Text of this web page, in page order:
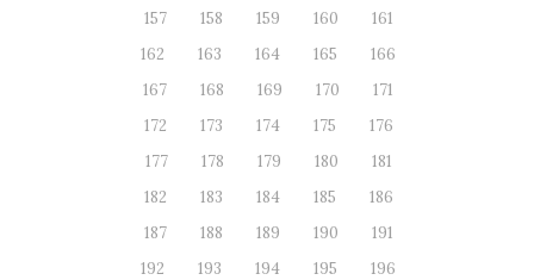
157
158 159 160
161
162
163 164 165
166
167
168 169 170
171
172
173 174 175
176
177
178 179 180
181
182
183 184 185
186
187
188 189 190
191
192
193 194 195
196